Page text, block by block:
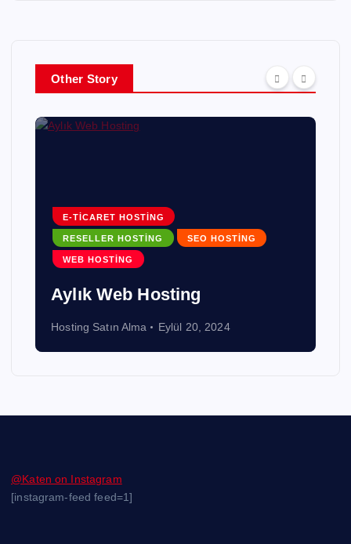
Other Story
E-TICARET HOSTING
RESELLER HOSTING SEO HOSTING
WEB HOSTING
Aylık Web Hosting
Hosting Satın Alma Eylül 20, 2024
@Katen on Instagram
[instagram-feed feed=1]